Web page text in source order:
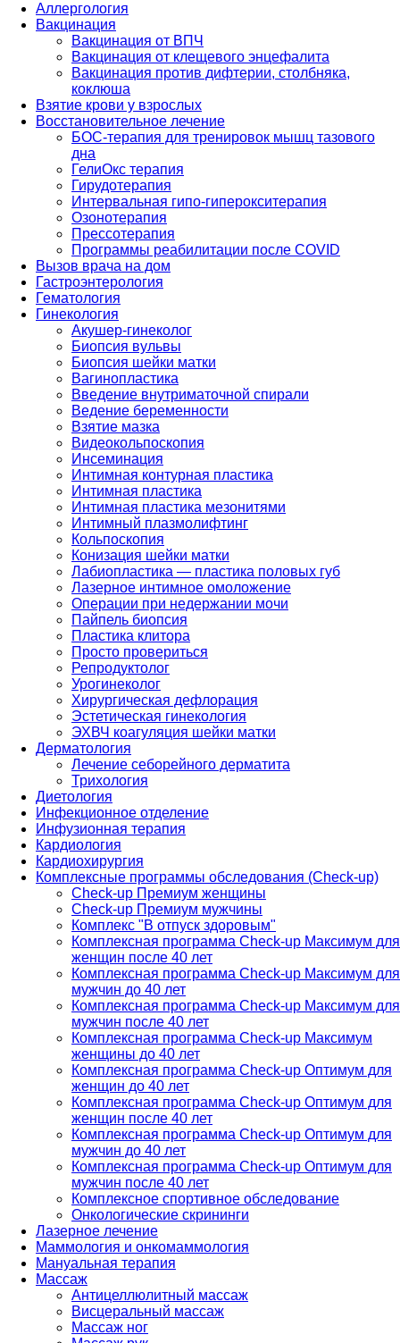
Аллергология
Вакцинация
Вакцинация от ВПЧ
Вакцинация от клещевого энцефалита
Вакцинация против дифтерии, столбняка,
коклюша
Взятие крови у взрослых
Восстановительное лечение
БОС-терапия для тренировок мышц тазового
дна
ГелиОкс терапия
Гирудотерапия
Интервальная гипо-гиперокситерапия
Озонотерапия
Прессотерапия
Программы реабилитации после СOVID
Вызов врача на дом
Гастроэнтерология
Гематология
Гинекология
Акушер-гинеколог
Биопсия вульвы
Биопсия шейки матки
Вагинопластика
Введение внутриматочной спирали
Ведение беременности
Взятие мазка
Видеокольпоскопия
Инсеминация
Интимная контурная пластика
Интимная пластика
Интимная пластика мезонитями
Интимный плазмолифтинг
Кольпоскопия
Конизация шейки матки
Лабиопластика — пластика половых губ
Лазерное интимное омоложение
Операции при недержании мочи
Пайпель биопсия
Пластика клитора
Просто провериться
Репродуктолог
Урогинеколог
Хирургическая дефлорация
Эстетическая гинекология
ЭХВЧ коагуляция шейки матки
Дерматология
Лечение себорейного дерматита
Трихология
Диетология
Инфекционное отделение
Инфузионная терапия
Кардиология
Кардиохирургия
Комплексные программы обследования (Check-up)
Check-up Премиум женщины
Check-up Премиум мужчины
Комплекс "В отпуск здоровым"
Комплексная программа Check-up Максимум для
женщин после 40 лет
Комплексная программа Check-up Максимум для
мужчин до 40 лет
Комплексная программа Check-up Максимум для
мужчин после 40 лет
Комплексная программа Check-up Максимум
женщины до 40 лет
Комплексная программа Check-up Оптимум для
женщин до 40 лет
Комплексная программа Check-up Оптимум для
женщин после 40 лет
Комплексная программа Check-up Оптимум для
мужчин до 40 лет
Комплексная программа Check-up Оптимум для
мужчин после 40 лет
Комплексное спортивное обследование
Онкологические скрининги
Лазерное лечение
Маммология и онкомаммология
Мануальная терапия
Массаж
Антицеллюлитный массаж
Висцеральный массаж
Массаж ног